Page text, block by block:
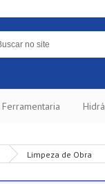
Ferramentaria
Limpeza de Obra